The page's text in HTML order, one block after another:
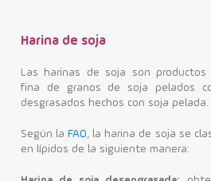
Harina de soja
Las harinas de soja son productos
fina de granos de soja pelados
desgrasados hechos con soja pelada.
Según laFAO, la harina de soja se
en lípidos de la siguiente manera: